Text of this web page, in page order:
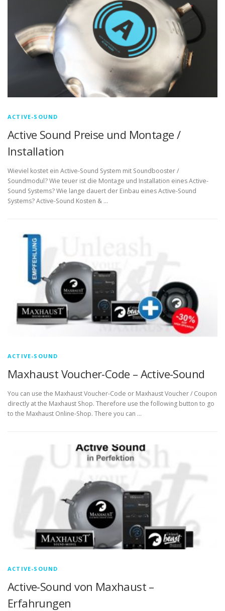
ACTIVE-SOUND
Active Sound Preise und Montage /
Installation
Wieviel kostet ein Active-Sound System mit Soundbooster /
Soundmodul? Wie teuer ist die Montage und Installation eines Active-
Sound Systems? Wie lange dauert der Einbau eines Active-Sound
Systems? Active-Sound Kosten & …
ACTIVE-SOUND
Maxhaust Voucher-Code – Active-Sound
You can use the Maxhaust Voucher-Code or Maxhaust Voucher / Coupon
directly at the Maxhaust Shop. Therefore use the following button to go
to the Maxhaust Online-Shop. There you can …
ACTIVE-SOUND
Active-Sound von Maxhaust –
Erfahrungen